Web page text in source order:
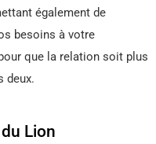
également de
besoins à votre
que la relation soit plus
deux.
Lion